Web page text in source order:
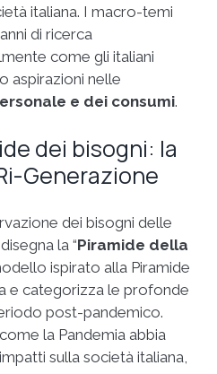
italiana. I macro-temi
di ricerca
come gli italiani
aspirazioni nelle
e dei consumi.
dei bisogni: la
Generazione
dei bisogni delle
la “Piramide della
ispirato alla Piramide
e categorizza le profonde
post-pandemico.
la Pandemia abbia
sulla società italiana,